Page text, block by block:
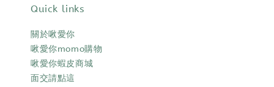
Quick links
關於啾愛你
啾愛你momo購物
啾愛你蝦皮商城
面交請點這